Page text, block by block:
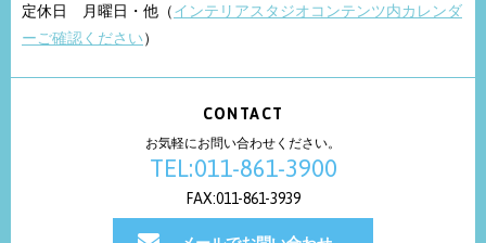
定休日 月曜日・他（インテリアスタジオコンテンツ内カレンダ
ーご確認ください）
CONTACT
お気軽にお問い合わせください。
TEL:011-861-3900
FAX:011-861-3939